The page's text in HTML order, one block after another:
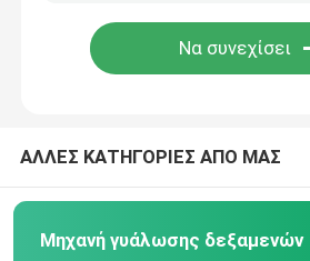
Επισκέψεις στο εργοστάσιο
Επικοινωνήστε μαζί μας
ΑΛΛΕΣ ΚΑΤΗΓΟΡΙΕΣ ΑΠΟ ΜΑΣ
Μηχανή γυάλωσης δεξαμενών